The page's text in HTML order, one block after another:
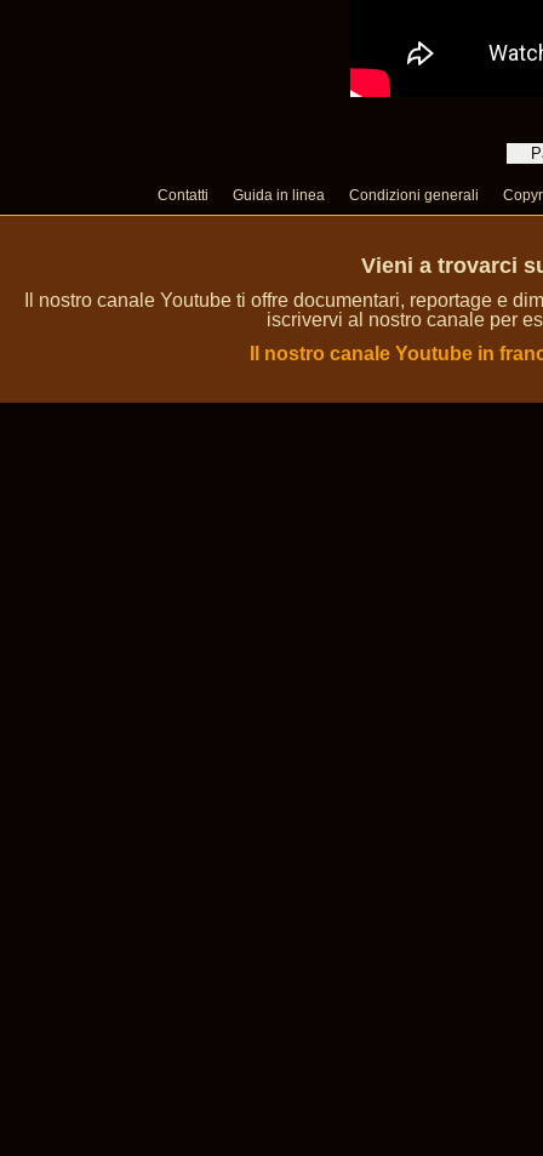
Contatti Guida in linea Condizioni generali
Vieni a trovarci
Il nostro canale Youtube ti offre documentari, reportage e
iscrivervi al nostro canale per
Il nostro canale Youtube in